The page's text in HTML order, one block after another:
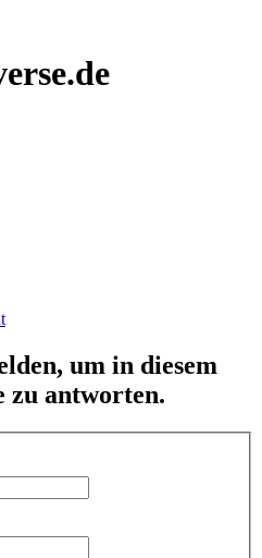
um in diesem
zu antworten.